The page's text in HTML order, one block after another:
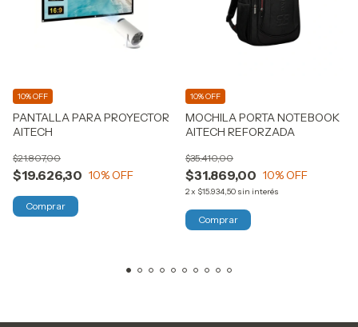
PANTALLA PARA PROYECTOR
AITECH
$19.626,30
$21.807,00
10% OFF
10% OFF
Comprar
MOCHILA PORTA NOTEBOOK
AITECH REFORZADA
$31.869,00
$35.410,00
10% OFF
2x $15.934,50 sin interés
10% OFF